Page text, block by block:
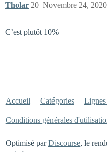
Tholar Novembre 24,
20
C’est plutôt 10%
Accueil Catégories
Conditions générales
Optimisé parDiscourse, le